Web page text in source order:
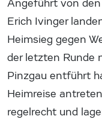
Angeführt von
Erich Ivinger
Heimsieg gegen
der letzten Runde
Pinzgau entführt
Heimreise
regelrecht und